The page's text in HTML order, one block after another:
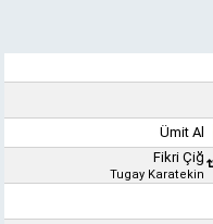
Ümit Al
Fikri Çiğ
Tugay Karatekin